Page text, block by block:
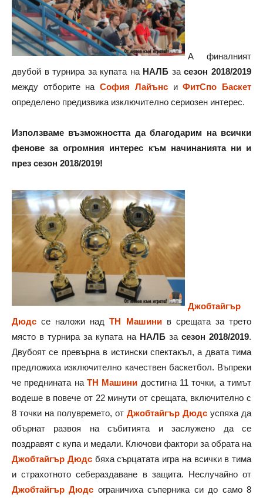
А финалният
двубой в турнира за купата на НАЛБ засезон 2018/2019
между отборите наСофия ЛайънсиФитСпо Баскет
определено предизвика изключително сериозен интерес.
Използваме възможността да благодарим на всички
фенове за огромния интерес към начинанията ни и
през сезон 2018/2019!
Джобтайгър
Дюдс се наложи надТН Машинив срещата за трето
място в турнира за купата на НАЛБза сезон 2018/2019.
Двубоят се превърна в истински спектакъл, а двата тима
предложиха изключително качествен баскетбол. Въпреки
че преднината на ТН Машини достигна 11 точки, а тимът
водеше в повече от 22 минути от срещата, включително с
8 точки на полувремето, от Джобтайгър Дюдс успяха да
обърнат развоя на събитията и заслужено да се
поздравят с купа и медали. Ключови фактори за обрата на
Джобтайгър Дюдсбяха сърцатата игра на всички в тима
и страхотното себераздаване в защита. Неслучайно от
Джобтайгър Дюдс ограничиха съперника си до само 8